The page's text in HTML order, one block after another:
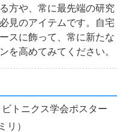
方や、常に最先端の研究
見のアイテムです。自宅
スに飾って、常に新たな
を高めてみてください。
トニクス学会ポスター
リ）